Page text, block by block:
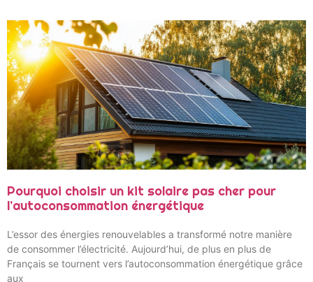
Pourquoi choisir un kit solaire pas cher pour
l’autoconsommation énergétique
L’essor des énergies renouvelables a transformé notre manière
de consommer l’électricité. Aujourd’hui, de plus en plus de
Français se tournent vers l’autoconsommation énergétique grâce
aux